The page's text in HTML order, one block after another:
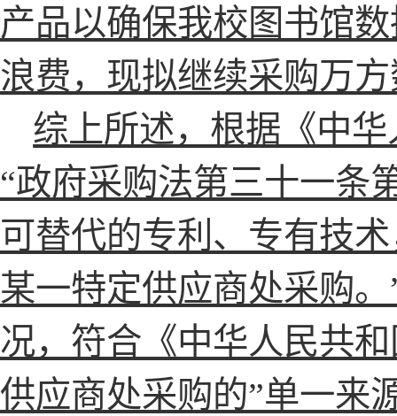
产品以确保我校图书馆
浪费，现拟继续采购万
综上所述，根据《中
“政府采购法第三十一条
可替代的专利、专有技
某一特定供应商处采购
况，符合《中华人民共
供应商处采购的”单一来